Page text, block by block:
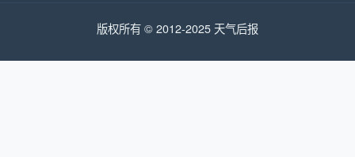
版权所有 © 2012-2025 天气后报